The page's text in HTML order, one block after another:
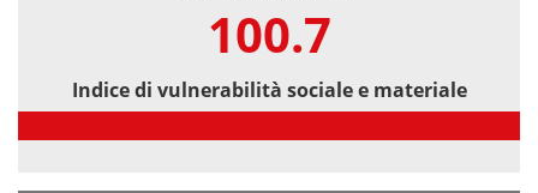
100.7
Indice di vulnerabilità sociale e materiale